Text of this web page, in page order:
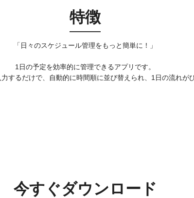
特徴
「日々のスケジュール管理をもっと簡単に！」
1日の予定を効率的に管理できるアプリです。
するだけで、自動的に時間順に並び替えられ、1日の流れが
今すぐダウンロード